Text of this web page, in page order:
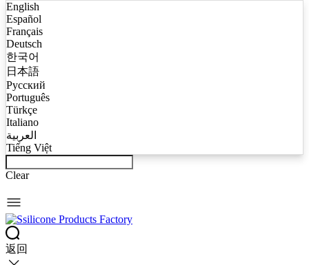
English
Español
Français
Deutsch
한국어
日本語
Русский
Português
Türkçe
Italiano
العربية
Tiếng Việt
Clear
返回